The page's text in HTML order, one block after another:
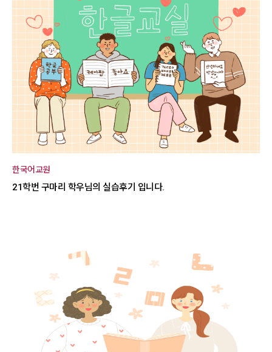
한국어교원
21학번 구마리 학우님의 실습후기 입니다.